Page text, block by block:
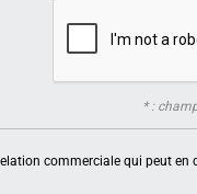
* :
commerciale qui peut en